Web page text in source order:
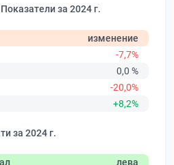
за 2024 г.
изменение
-7,7%
0,0 %
-20,0%
+8,2%
за 2024 г.
лева